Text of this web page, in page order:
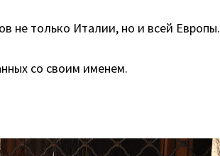
не только Италии, но и всей Европы.
со своим именем.